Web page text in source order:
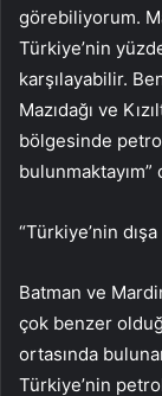
görebiliyorum.
Türkiye’nin
karşılayabilir.
Mazıdağı ve
bölgesinde
“Türkiye’nin
Batman ve
çok benzer
ortasında
Türkiye’nin